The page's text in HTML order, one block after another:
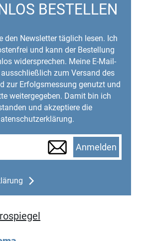
BESTELLEN
den Newsletter täglich lesen. Ich
und kann der Bestellung
widersprechen. Meine E-Mail-
zum Versand des
zur Erfolgsmessung genutzt und
weitergegeben. Damit bin ich
und akzeptiere die
Anmelden